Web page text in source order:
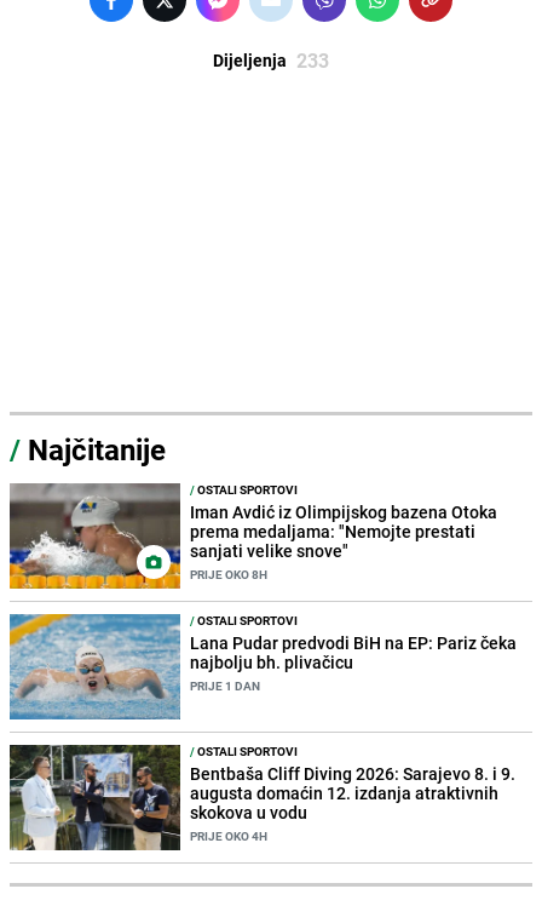
Dijeljenja 233
/ Najčitanije
/OSTALI SPORTOVI
Iman Avdić iz Olimpijskog bazena Otoka
prema medaljama: "Nemojte prestati
sanjati velike snove"
PRIJE OKO 8H
/OSTALI SPORTOVI
Lana Pudar predvodi BiH na EP: Pariz čeka
najbolju bh. plivačicu
PRIJE 1 DAN
/OSTALI SPORTOVI
Bentbaša Cliff Diving 2026: Sarajevo 8. i 9.
augusta domaćin 12. izdanja atraktivnih
skokova u vodu
PRIJE OKO 4H